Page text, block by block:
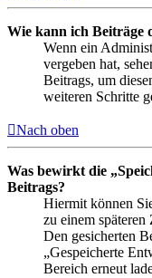
Wie kann ich Beiträge
Wenn ein
vergeben hat,
Beitrags, um
weiteren Schritte
Nach oben
Was bewirkt die
Beitrags?
Hiermit können
zu einem
Den gesicherten
„Gespeicherte
Bereich erneut